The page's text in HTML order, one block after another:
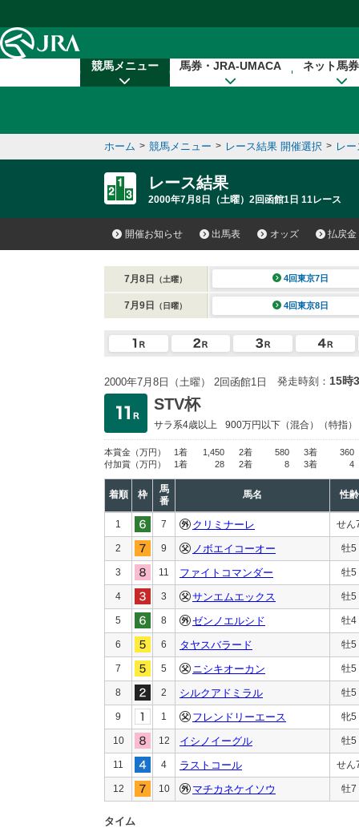
競馬メニュー 馬券・JRA-UMACA ネット馬
ホーム > 競馬メニュー > レース結果 開催選択 > レ
レース結果
2000年7月8日（土曜）2回函館1日 11レース
開催お知らせ 出馬表 オッズ 払戻金
7月8日 （土曜） 4回東京7日
7月9日 （日曜） 4回東京8日
2000年7月8日（土曜） 2回函館1日 発走時刻： 15時
STV杯
サラ系4歳以上 900万円以下 （混合）（特指）
本賞金 （万円） 1着 1,450 2着 580 3着
360
付加賞 （万円） 1着 28 2着 8 3着 4
着順 枠
馬
番
馬名 性齢
1 7 クリミナーレ せん
2 9 ノボエイコーオー 牡5
3 11 ファイトコマンダー 牡5
4 3 サンエムエックス 牡5
5 8 ゼンノエルシド 牡4
6 6 タヤスバラード 牡5
7 5 ニシキオーカン 牡5
8 2 シルクアドミラル 牡5
9 1 フレンドリーエース 牝5
10 12 イシノイーグル 牡5
11 4 ラストコール せん
12 10 マチカネケイソウ 牡7
タイム